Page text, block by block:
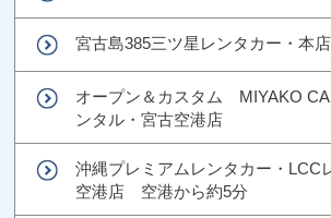
宮古島385三ツ星レンタカー・本店
オープン＆カスタム MIYAKO
ンタル・宮古空港店
沖縄プレミアムレンタカー・LCC
空港店 空港から約5分